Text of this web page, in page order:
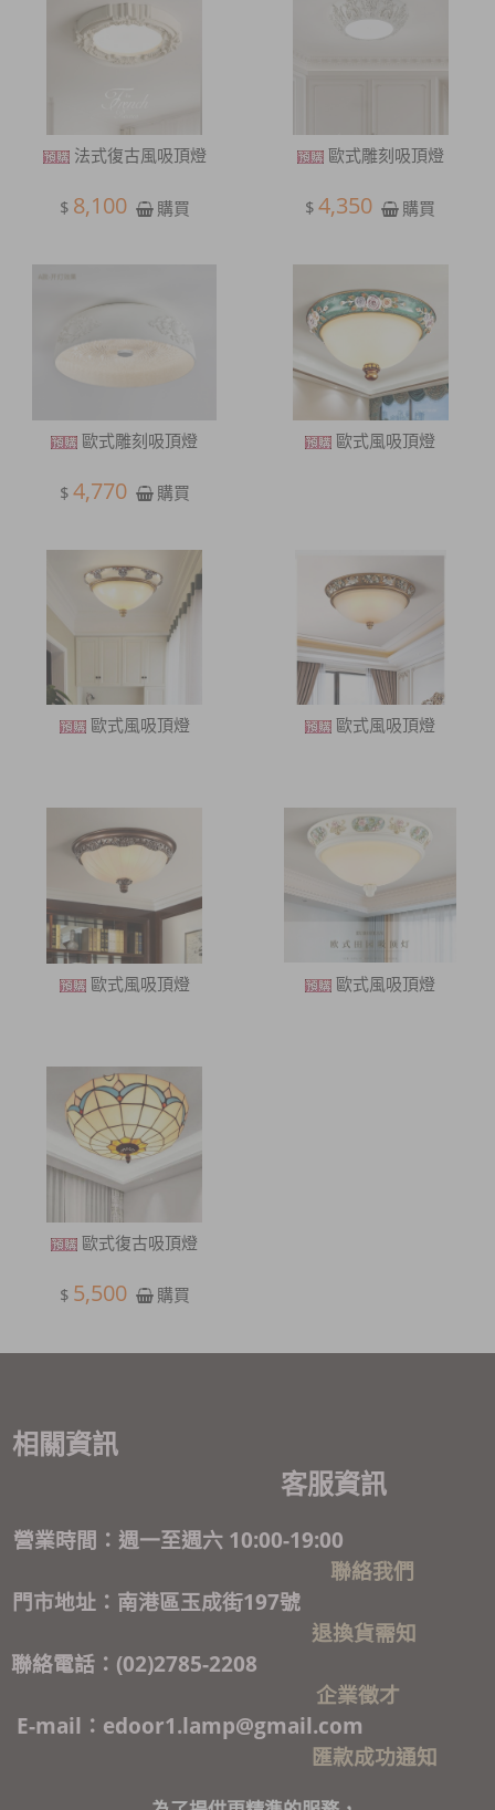
法式復古風吸頂燈
$ 8,100 購買
歐式雕刻吸頂燈
$ 4,350 購買
歐式雕刻吸頂燈
$ 4,770 購買
歐式風吸頂燈
歐式風吸頂燈 歐式風吸頂燈
歐式風吸頂燈 歐式風吸頂燈
歐式復古吸頂燈
$ 5,500 購買
相關資訊
客服資訊
營業時間：週一至週六 10:00-19:00
聯絡我們
門市地址：南港區玉成街197號
退換貨需知
聯絡電話：(02)2785-2208
企業徵才
E-mail：edoor1.lamp@gmail.com
匯款成功通知